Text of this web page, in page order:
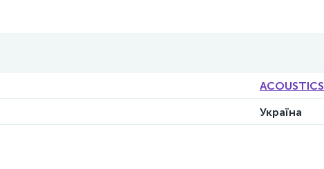
ACOUSTICS
Україна